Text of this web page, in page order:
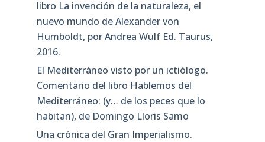
libro La invención de la naturaleza, el
nuevo mundo de Alexander von
Humboldt, por Andrea Wulf Ed. Taurus,
2016.
El Mediterráneo visto por un ictiólogo.
Comentario del libro Hablemos del
Mediterráneo: (y… de los peces que lo
habitan), de Domingo Lloris Samo
Una crónica del Gran Imperialismo.